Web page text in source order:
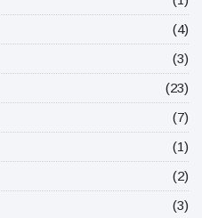
(4)
(3)
(23)
(7)
(1)
(2)
(3)